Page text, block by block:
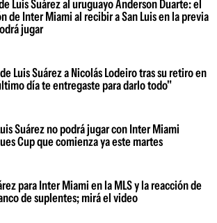
Luis Suárez al uruguayo Anderson Duarte: el
de Inter Miami al recibir a San Luis en la previa
jugar
Luis Suárez a Nicolás Lodeiro tras su retiro en
día te entregaste para darlo todo"
Suárez no podrá jugar con Inter Miami
Cup que comienza ya este martes
para Inter Miami en la MLS y la reacción de
de suplentes; mirá el video